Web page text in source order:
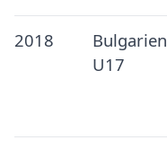
2018
Bulgarien
U17